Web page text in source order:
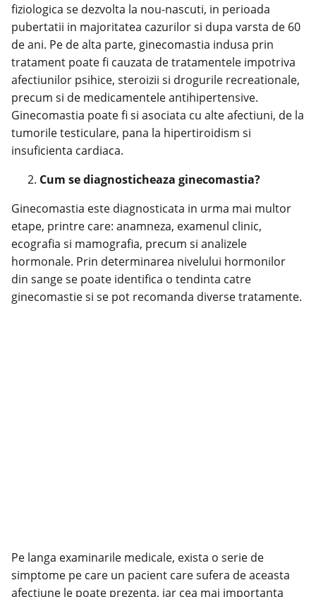
fiziologica se dezvolta la nou-nascuti, in perioada
pubertatii in majoritatea cazurilor si dupa varsta de 60
de ani. Pe de alta parte, ginecomastia indusa prin
tratament poate fi cauzata de tratamentele impotriva
afectiunilor psihice, steroizii si drogurile recreationale,
precum si de medicamentele antihipertensive.
Ginecomastia poate fi si asociata cu alte afectiuni, de la
tumorile testiculare, pana la hipertiroidism si
insuficienta cardiaca.
Cum se diagnosticheaza ginecomastia?
Ginecomastia este diagnosticata in urma mai multor
etape, printre care: anamneza, examenul clinic,
ecografia si mamografia, precum si analizele
hormonale. Prin determinarea nivelului hormonilor
din sange se poate identifica o tendinta catre
ginecomastie si se pot recomanda diverse tratamente.
Pe langa examinarile medicale, exista o serie de
simptome pe care un pacient care sufera de aceasta
afectiune le poate prezenta, iar cea mai importanta